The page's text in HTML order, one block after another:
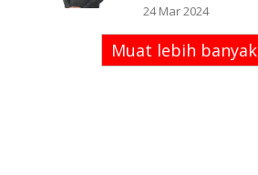
24 Mar 2024
Muat lebih banyak